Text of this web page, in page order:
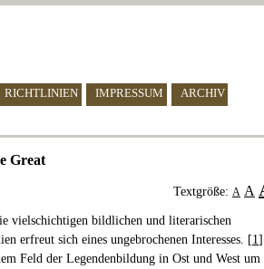
RICHTLINIEN IMPRESSUM ARCHIV
Great
Textgröße: A A
vielschichtigen bildlichen und literarischen
erfreut sich eines ungebrochenen Interesses. [1]
Feld der Legendenbildung in Ost und West um